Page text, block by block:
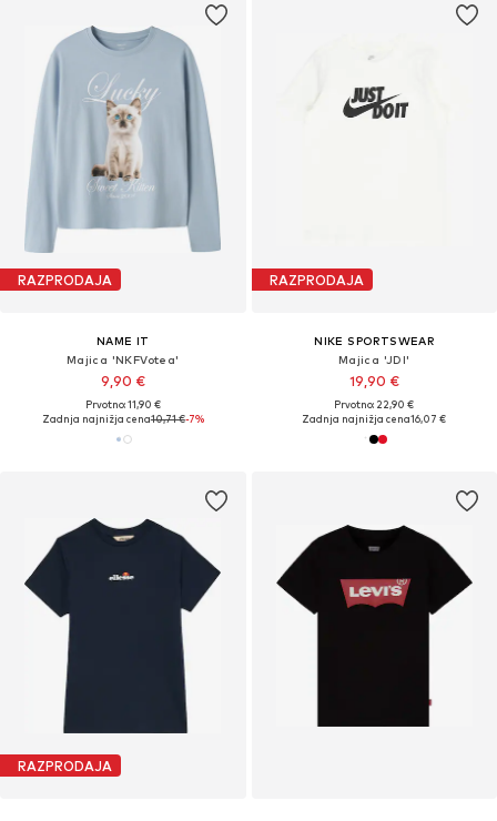
RAZPRODAJA
NAME IT
Majica 'NKFVotea'
9,90 €
Prvotno: 11,90 €
Zadnja najnižja cena10,71 €-7%
RAZPRODAJA
NIKE SPORTSWEAR
Majica 'JDI'
19,90 €
Prvotno: 22,90 €
Zadnja najnižja cena16,07 €
RAZPRODAJA